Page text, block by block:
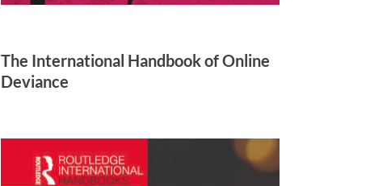
The International Handbook of Online
Deviance